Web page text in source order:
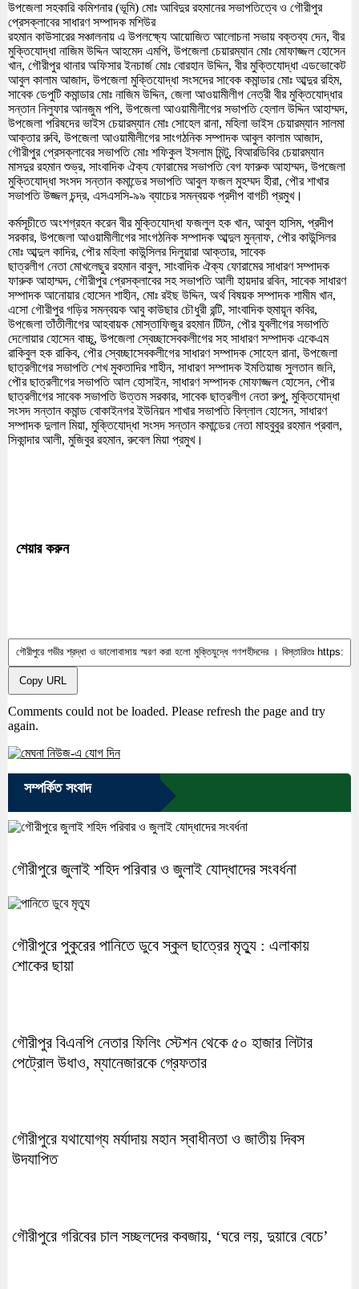
উপজেলা সহকারি কমিশনার (ভূমি) মোঃ আবিদুর রহমানের সভাপতিত্বে ও গৌরীপুর
প্রেসক্লাবের সাধারণ সম্পাদক মশিউর
রহমান কাউসারের সঞ্চালনায় এ উপলক্ষ্যে আয়োজিত আলোচনা সভায় বক্তব্য দেন, বীর
মুক্তিযোদ্ধা নাজিম উদ্দিন আহমেদ এমপি, উপজেলা চেয়ারম্যান মোঃ মোফাজ্জল হোসেন
খান, গৌরীপুর থানার অফিসার ইনচার্জ মোঃ বোরহান উদ্দিন, বীর মুক্তিযোদ্ধা এডভোকেট
আবুল কালাম আজাদ, উপজেলা মুক্তিযোদ্ধা সংসদের সাবেক কমান্ডার মোঃ আব্দুর রহিম,
সাবেক ডেপুটি কমান্ডার মোঃ নাজিম উদ্দিন, জেলা আওয়ামীলীগ নেত্রী বীর মুক্তিযোদ্ধার
সন্তান নিলুফার আনজুম পপি, উপজেলা আওয়ামীলীগের সভাপতি হেলাল উদ্দিন আহাম্মদ,
উপজেলা পরিষদের ভাইস চেয়ারম্যান মোঃ সোহেল রানা, মহিলা ভাইস চেয়ারম্যান সালমা
আক্তার রুবি, উপজেলা আওয়ামীলীগের সাংগঠনিক সম্পাদক আবুল কালাম আজাদ,
গৌরীপুর প্রেসক্লাবের সভাপতি মোঃ শফিকুল ইসলাম মিন্টু, বিআরডিবির চেয়ারম্যান
মাসদুর রহমান শুভ্র, সাংবাদিক ঐক্য ফোরামের সভাপতি বেগ ফারুক আহাম্মদ, উপজেলা
মুক্তিযোদ্ধা সংসদ সন্তান কমান্ডের সভাপতি আবুল ফজল মুহম্মদ হীরা, পৌর শাখার
সভাপতি উজ্জল চন্দ্র, এসএসসি-৯৯ ব্যাচের সমন্বয়ক প্রদীপ বাগচী প্রমুখ।
কর্মসূচীতে অংশগ্রহন করেন বীর মুক্তিযোদ্ধা ফজলুল হক খান, আবুল হাসিম, প্রদীপ
সরকার, উপজেলা আওয়ামীলীগের সাংগঠনিক সম্পাদক আব্দুল মুন্নাফ, পৌর কাউন্সিলর
মোঃ আব্দুল কাদির, পৌর মহিলা কাউন্সিলর দিলুয়ারা আক্তার, সাবেক
ছাত্রলীগ নেতা মোখলেছুর রহমান বাবুল, সাংবাদিক ঐক্য ফোরামের সাধারণ সম্পাদক
ফারুক আহাম্মদ, গৌরীপুর প্রেসক্লাবের সহ সভাপতি আলী হায়দার রবিন, সাবেক সাধারণ
সম্পাদক আনোয়ার হোসেন শাহীন, মোঃ রইছ উদ্দিন, অর্থ বিষয়ক সম্পাদক শামীম খান,
এসো গৌরীপুর গড়ির সমন্বয়ক আবু কাউছার চৌধুরী রন্টি, সাংবাদিক হুমায়ূন কবির,
উপজেলা তাঁতীলীগের আহবায়ক মোস্তাফিজুর রহমান টিটন, পৌর যুবলীগের সভাপতি
দেলোয়ার হোসেন বাচ্চু, উপজেলা স্বেচ্ছাসেবকলীগের সহ সাধারণ সম্পাদক একেএম
রাকিবুল হক রাকিব, পৌর স্বেচ্ছাসেবকলীগের সাধারণ সম্পাদক সোহেল রানা, উপজেলা
ছাত্রলীগের সভাপতি শেখ মুকতাদির শাহীন, সাধারণ সম্পাদক ইমতিয়াজ সুলতান জনি,
পৌর ছাত্রলীগের সভাপতি আল হোসাইন, সাধারণ সম্পাদক মোফাজ্জল হোসেন, পৌর
ছাত্রলীগের সাবেক সভাপতি উত্তম সরকার, সাবেক ছাত্রলীগ নেতা রুপু, মুক্তিযোদ্ধা
সংসদ সন্তান কমান্ড বোকাইনগর ইউনিয়ন শাখার সভাপতি বিল্লাল হোসেন, সাধারণ
সম্পাদক দুলাল মিয়া, মুক্তিযোদ্ধা সংসদ সন্তান কমান্ডের নেতা মাহবুবুর রহমান প্রবাল,
সিকান্দার আলী, মুজিবুর রহমান, রুবেল মিয়া প্রমুখ।
শেয়ার করুন
Copy URL
Comments could not be loaded. Please refresh the page and try
again.
সম্পর্কিত সংবাদ
গৌরীপুরে জুলাই শহিদ পরিবার ও জুলাই যোদ্ধাদের সংবর্ধনা
গৌরীপুরে পুকুরের পানিতে ডুবে স্কুল ছাত্রের মৃত্যু : এলাকায়
শোকের ছায়া
গৌরীপুর বিএনপি নেতার ফিলিং স্টেশন থেকে ৫০ হাজার লিটার
পেট্রোল উধাও, ম্যানেজারকে গ্রেফতার
গৌরীপুরে যথাযোগ্য মর্যাদায় মহান স্বাধীনতা ও জাতীয় দিবস
উদযাপিত
গৌরীপুরে গরিবের চাল সচ্ছলদের কবজায়, ‘ঘরে লয়, দুয়ারে বেচে’